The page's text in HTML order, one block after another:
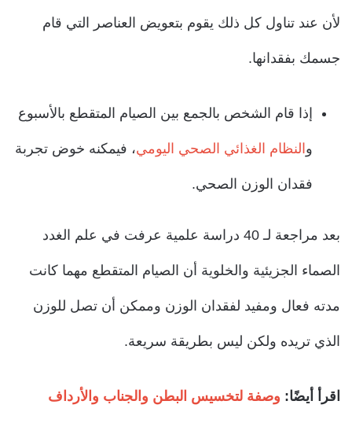
لأن عند تناول كل ذلك يقوم بتعويض العناصر التي قام
جسمك بفقدانها.
إذا قام الشخص بالجمع بين الصيام المتقطع بالأسبوع
و النظام الغذائي الصحي اليومي، فيمكنه خوض تجربة
فقدان الوزن الصحي.
بعد مراجعة لـ 40 دراسة علمية عرفت في علم الغدد
الصماء الجزيئية والخلوية أن الصيام المتقطع مهما كانت
مدته فعال ومفيد لفقدان الوزن وممكن أن تصل للوزن
الذي تريده ولكن ليس بطريقة سريعة.
اقرأ أيضًا: وصفة لتخسيس البطن والجناب والأرداف